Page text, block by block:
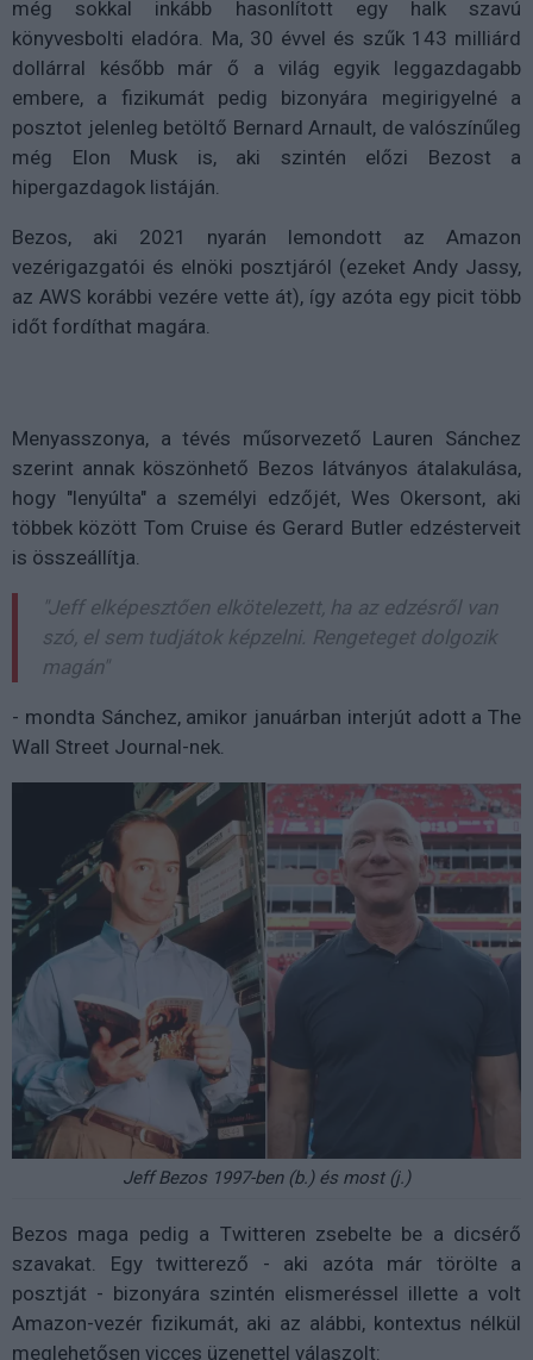
még sokkal inkább hasonlított egy halk szavú
könyvesbolti eladóra. Ma, 30 évvel és szűk 143 milliárd
dollárral később már ő a világ egyik leggazdagabb
embere, a fizikumát pedig bizonyára megirigyelné a
posztot jelenleg betöltő Bernard Arnault, de valószínűleg
még Elon Musk is, aki szintén előzi Bezost a
hipergazdagok listáján.
Bezos, aki 2021 nyarán lemondott az Amazon
vezérigazgatói és elnöki posztjáról (ezeket Andy Jassy,
az AWS korábbi vezére vette át), így azóta egy picit több
időt fordíthat magára.
Menyasszonya, a tévés műsorvezető Lauren Sánchez
szerint annak köszönhető Bezos látványos átalakulása,
hogy "lenyúlta" a személyi edzőjét, Wes Okersont, aki
többek között Tom Cruise és Gerard Butler edzésterveit
is összeállítja.
"Jeff elképesztően elkötelezett, ha az edzésről van
szó, el sem tudjátok képzelni. Rengeteget dolgozik
magán"
- mondta Sánchez, amikor januárban interjút adott a The
Wall Street Journal-nek.
Jeff Bezos 1997-ben (b.) és most (j.)
Bezos maga pedig a Twitteren zsebelte be a dicsérő
szavakat. Egy twitterező - aki azóta már törölte a
posztját - bizonyára szintén elismeréssel illette a volt
Amazon-vezér fizikumát, aki az alábbi, kontextus nélkül
meglehetősen vicces üzenettel válaszolt: